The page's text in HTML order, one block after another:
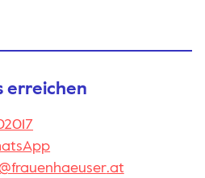
erreichen
uenhaeuser.at